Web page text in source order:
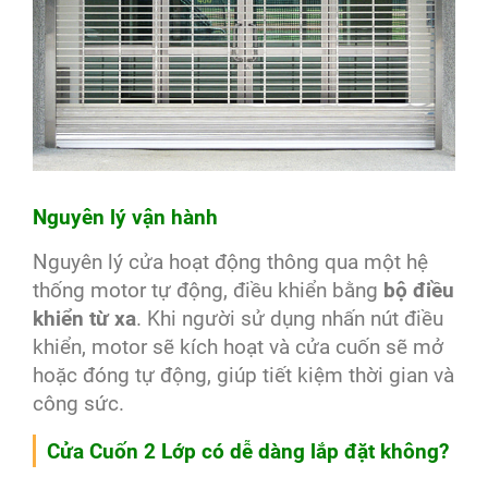
Nguyên lý vận hành
Nguyên lý cửa hoạt động thông qua một hệ
thống motor tự động, điều khiển bằng bộ điều
khiển từ xa. Khi người sử dụng nhấn nút điều
khiển, motor sẽ kích hoạt và cửa cuốn sẽ mở
hoặc đóng tự động, giúp tiết kiệm thời gian và
công sức.
Cửa Cuốn 2 Lớp có dễ dàng lắp đặt không?